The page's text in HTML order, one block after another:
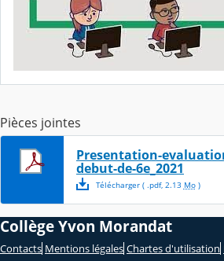
Pièces jointes
Presentation-
debut-de-6e_2021
Télécharger( .pdf, 2.13 Mo)
Collège Yvon Morandat
Contacts Mentions légales Chartes d'utilisation